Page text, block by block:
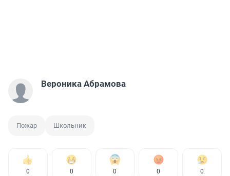
Вероника Абрамова
Пожар Школьник
0 0 0 0 0